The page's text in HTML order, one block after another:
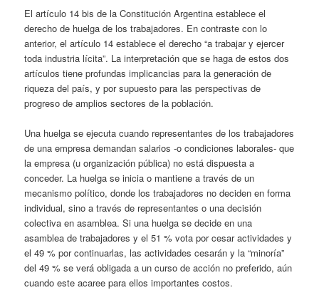
El artículo 14 bis de la Constitución Argentina establece el
derecho de huelga de los trabajadores. En contraste con lo
anterior, el artículo 14 establece el derecho “a trabajar y ejercer
toda industria lícita”. La interpretación que se haga de estos dos
artículos tiene profundas implicancias para la generación de
riqueza del país, y por supuesto para las perspectivas de
progreso de amplios sectores de la población.
Una huelga se ejecuta cuando representantes de los trabajadores
de una empresa demandan salarios -o condiciones laborales- que
la empresa (u organización pública) no está dispuesta a
conceder. La huelga se inicia o mantiene a través de un
mecanismo político, donde los trabajadores no deciden en forma
individual, sino a través de representantes o una decisión
colectiva en asamblea. Si una huelga se decide en una
asamblea de trabajadores y el 51 % vota por cesar actividades y
el 49 % por continuarlas, las actividades cesarán y la “minoría”
del 49 % se verá obligada a un curso de acción no preferido, aún
cuando este acaree para ellos importantes costos.